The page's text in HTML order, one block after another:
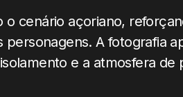
o cenário açoriano,
A fotografia
e a atmosfera de